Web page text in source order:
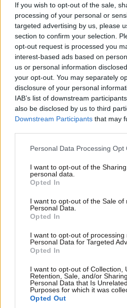
If you wish to opt-out of the sale,
processing of your personal or
targeted advertising by us, please
section to confirm your selection.
opt-out request is processed you
interest-based ads based on
us or personal information
your opt-out. You may separately
disclosure of your personal
IAB’s list of downstream
also be disclosed by us to third
Downstream Participants that may
Please note that this website/app
not limited to your visit or usage
grant or deny consent to Google
use your data for below specified
consent section.
Personal Data Processing Opt
I want to opt-out of the
personal data.
Opted In
I want to opt-out of the Sale of
Personal Data.
Opted In
I want to opt-out of processing
Personal Data for Targeted
Opted In
I want to opt-out of Collection,
Retention, Sale, and/or
Personal Data that Is
Purposes for which it was
Opted Out
TRENDING